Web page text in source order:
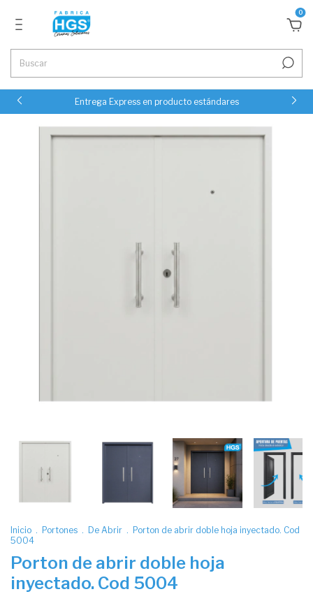
0
Entrega Express en producto estándares
Inicio . Portones . De Abrir . Porton de abrir doble hoja inyectado. Cod
5004
Porton de abrir doble hoja
inyectado. Cod 5004